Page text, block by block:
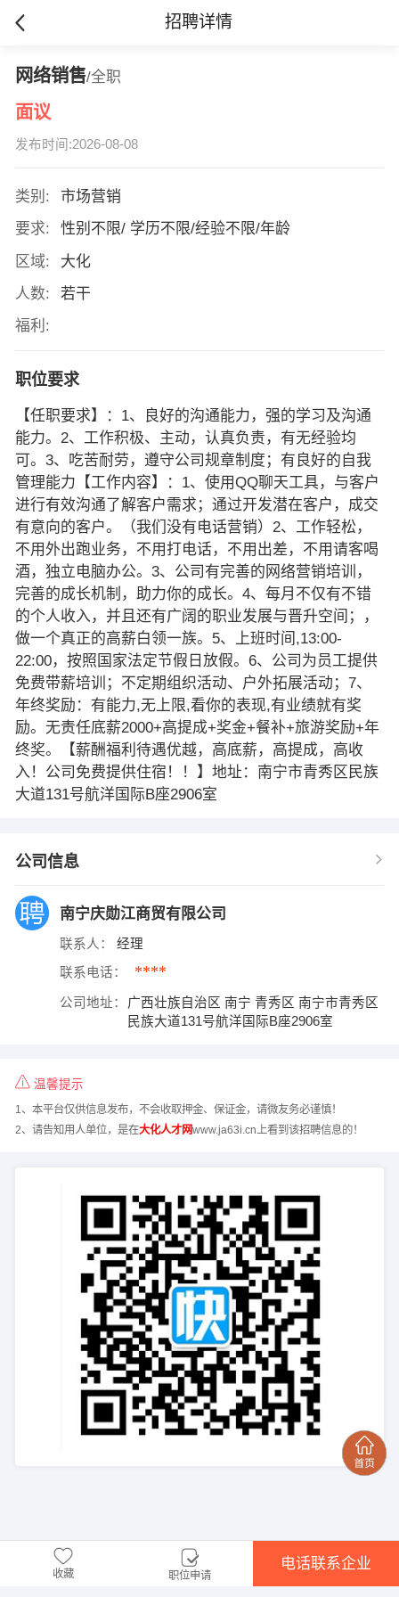
招聘详情
网络销售/全职
面议
发布时间:2026-08-08
类别:
市场营销
要求:
性别不限/ 学历不限/经验不限/年龄
区域:
大化
人数:
若干
福利:
职位要求
【任职要求】：1、良好的沟通能力，强的学习及沟通
能力。2、工作积极、主动，认真负责，有无经验均
可。3、吃苦耐劳，遵守公司规章制度；有良好的自我
管理能力【工作内容】：1、使用QQ聊天工具，与客户
进行有效沟通了解客户需求；通过开发潜在客户，成交
有意向的客户。（我们没有电话营销）2、工作轻松，
不用外出跑业务，不用打电话，不用出差，不用请客喝
酒，独立电脑办公。3、公司有完善的网络营销培训，
完善的成长机制，助力你的成长。4、每月不仅有不错
的个人收入，并且还有广阔的职业发展与晋升空间；，
做一个真正的高薪白领一族。5、上班时间,13:00-
22:00，按照国家法定节假日放假。6、公司为员工提供
免费带薪培训；不定期组织活动、户外拓展活动；7、
年终奖励：有能力,无上限,看你的表现,有业绩就有奖
励。无责任底薪2000+高提成+奖金+餐补+旅游奖励+年
终奖。【薪酬福利待遇优越，高底薪，高提成，高收
入！公司免费提供住宿！！】地址：南宁市青秀区民族
大道131号航洋国际B座2906室
公司信息
南宁庆勋江商贸有限公司
联系人： 经理
联系电话： ****
公司地址：
广西壮族自治区 南宁 青秀区 南宁市青秀区
民族大道131号航洋国际B座2906室
温馨提示
1、本平台仅供信息发布，不会收取押金、保证金，请微友务必谨慎！
2、请告知用人单位，是在大化人才网www.ja63i.cn上看到该招聘信息的！
收藏 职位申请
电话联系企业